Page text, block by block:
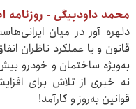
محمد داودبیگی - روزنامه
دلهره آور در میان
قانون و یا عملکرد ناظران
به‌ویژه ساختمان و خودرو
نه خبری از تلاش برای
قوانین به‌روز و کارآمد!